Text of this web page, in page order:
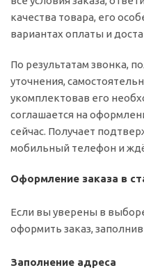
качества товара, его
вариантах оплаты и
По результатам звонка,
уточнения,
укомплектовав его
соглашается на
сейчас. Получает
мобильный телефон и
Оформление заказа в
Если вы уверены в
оформить заказ,
Заполнение адреса